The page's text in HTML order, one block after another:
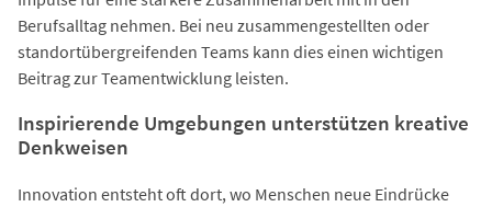
Berufsalltag nehmen. Bei neu zusammengestellten oder
standortübergreifenden Teams kann dies einen wichtigen
Beitrag zur Teamentwicklung leisten.
Inspirierende Umgebungen unterstützen kreative
Denkweisen
Innovation entsteht oft dort, wo Menschen neue Eindrücke